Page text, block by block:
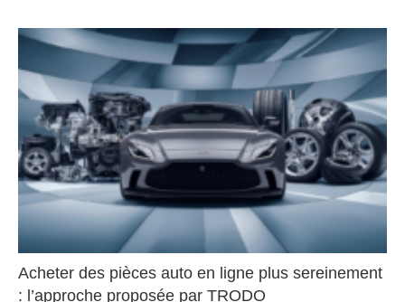
Acheter des pièces auto en ligne plus sereinement
: l’approche proposée par TRODO